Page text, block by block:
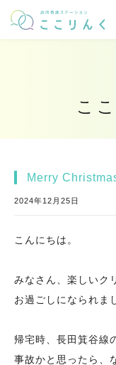
こ
Merry
2024年12月25日
こんにちは。
みなさん、楽しいク
お過ごしになられま
帰宅時、長田箕谷線
事故かと思ったら、